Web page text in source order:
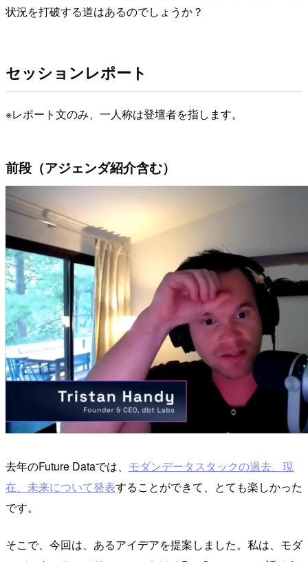
状況を打破する道はあるのでしょうか？
セッションレポート
※レポート文のみ、一人称は登壇者を指します。
前段（アジェンダ紹介含む）
去年のFuture Dataでは、 モダンデータスタックの過去、現
在、未来について発表することができて、とても楽しかった
です。
そこで、今回は、あるアイデアを提案しました。私は、モダ